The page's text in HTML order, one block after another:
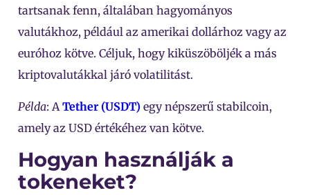
tartsanak fenn, általában hagyományos
valutákhoz, például az amerikai dollárhoz vagy az
euróhoz kötve. Céljuk, hogy kiküszöböljék a más
kriptovalutákkal járó volatilitást.
Példa: A Tether (USDT) egy népszerű stabilcoin,
amely az USD értékéhez van kötve.
Hogyan használják a
tokeneket?